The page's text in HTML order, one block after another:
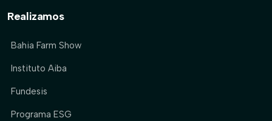
Realizamos
Bahia Farm Show
Instituto Aiba
Fundesis
Programa ESG